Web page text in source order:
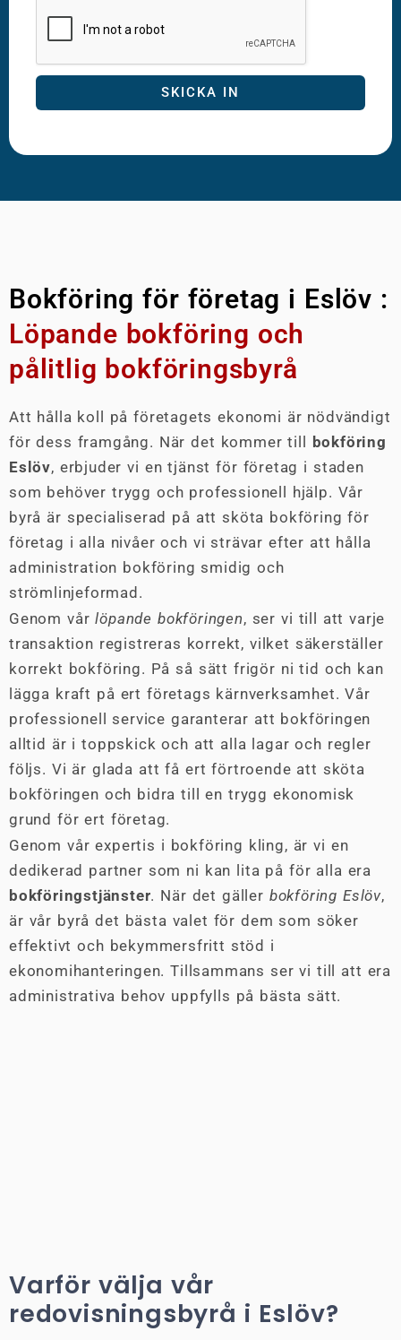
SKICKA IN
Bokföring för företag i Eslöv :
Löpande bokföring och
pålitlig bokföringsbyrå
Att hålla koll på företagets ekonomi är nödvändigt
för dess framgång. När det kommer till
bokföring
Eslöv, erbjuder vi en tjänst för företag i staden
som behöver trygg och professionell hjälp. Vår
byrå är specialiserad på att sköta bokföring för
företag i alla nivåer och vi strävar efter att hålla
administration bokföring smidig och
strömlinjeformad.
Genom vårlöpande bokföringen, ser vi till att varje
transaktion registreras korrekt, vilket säkerställer
korrekt bokföring. På så sätt frigör ni tid och kan
lägga kraft på ert företags kärnverksamhet. Vår
professionell service garanterar att bokföringen
alltid är i toppskick och att alla lagar och regler
följs. Vi är glada att få ert förtroende att sköta
bokföringen och bidra till en trygg ekonomisk
grund för ert företag.
Genom vår expertis i bokföring kling, är vi en
dedikerad partner som ni kan lita på för alla era
bokföringstjänster. När det gäller bokföring Eslöv,
är vår byrå det bästa valet för dem som söker
effektivt och bekymmersfritt stöd i
ekonomihanteringen. Tillsammans ser vi till att era
administrativa behov uppfylls på bästa sätt.
Varför välja vår
redovisningsbyrå i Eslöv?